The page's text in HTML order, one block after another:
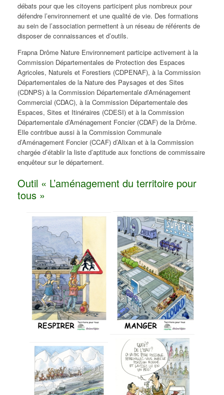
débats pour que les citoyens participent plus nombreux pour
défendre l’environnement et une qualité de vie. Des formations
au sein de l’association permettent à un réseau de référents de
disposer de connaissances et d’outils.
Frapna Drôme Nature Environnement participe activement à la
Commission Départementales de Protection des Espaces
Agricoles, Naturels et Forestiers (CDPENAF), à la Commission
Départementales de la Nature des Paysages et des Sites
(CDNPS) à la Commission Départementale d’Aménagement
Commercial (CDAC), à la Commission Départementale des
Espaces, Sites et Itinéraires (CDESI) et à la Commission
Départementale d’Aménagement Foncier (CDAF) de la Drôme.
Elle contribue aussi à la Commission Communale
d’Aménagement Foncier (CCAF) d’Alixan et à la Commission
chargée d’établir la liste d’aptitude aux fonctions de commissaire
enquêteur sur le département.
Outil « L’aménagement du territoire pour
tous »